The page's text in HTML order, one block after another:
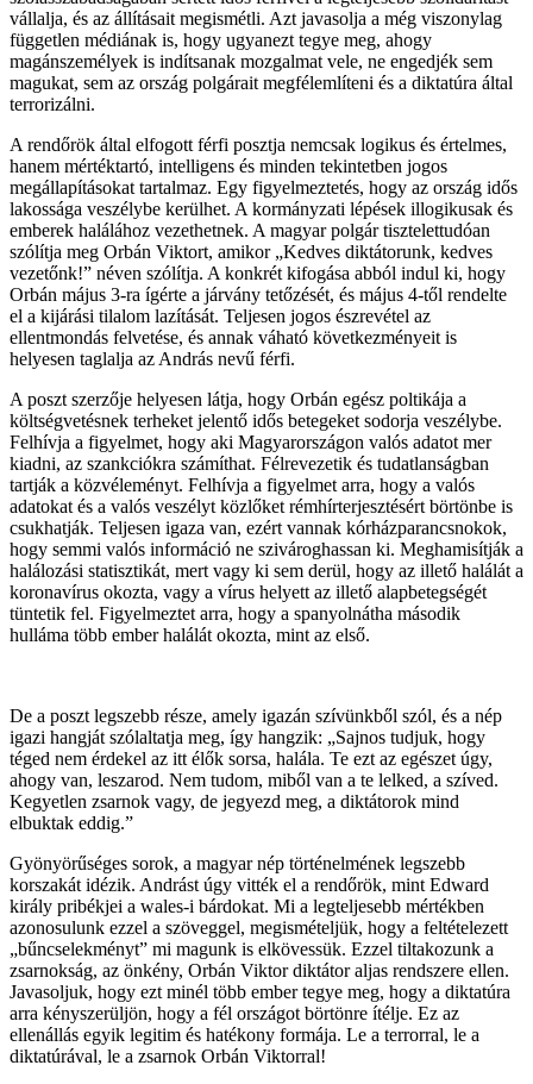
vállalja, és az állításait megismétli. Azt javasolja a még viszonylag
független médiának is, hogy ugyanezt tegye meg, ahogy
magánszemélyek is indítsanak mozgalmat vele, ne engedjék sem
magukat, sem az ország polgárait megfélemlíteni és a diktatúra által
terrorizálni.
A rendőrök által elfogott férfi posztja nemcsak logikus és értelmes,
hanem mértéktartó, intelligens és minden tekintetben jogos
megállapításokat tartalmaz. Egy figyelmeztetés, hogy az ország idős
lakossága veszélybe kerülhet. A kormányzati lépések illogikusak és
emberek halálához vezethetnek. A magyar polgár tisztelettudóan
szólítja meg Orbán Viktort, amikor „Kedves diktátorunk, kedves
vezetőnk!” néven szólítja. A konkrét kifogása abból indul ki, hogy
Orbán május 3-ra ígérte a járvány tetőzését, és május 4-től rendelte
el a kijárási tilalom lazítását. Teljesen jogos észrevétel az
ellentmondás felvetése, és annak váható következményeit is
helyesen taglalja az András nevű férfi.
A poszt szerzője helyesen látja, hogy Orbán egész poltikája a
költségvetésnek terheket jelentő idős betegeket sodorja veszélybe.
Felhívja a figyelmet, hogy aki Magyarországon valós adatot mer
kiadni, az szankciókra számíthat. Félrevezetik és tudatlanságban
tartják a közvéleményt. Felhívja a figyelmet arra, hogy a valós
adatokat és a valós veszélyt közlőket rémhírterjesztésért börtönbe is
csukhatják. Teljesen igaza van, ezért vannak kórházparancsnokok,
hogy semmi valós információ ne szivároghassan ki. Meghamisítják a
halálozási statisztikát, mert vagy ki sem derül, hogy az illető halálát a
koronavírus okozta, vagy a vírus helyett az illető alapbetegségét
tüntetik fel. Figyelmeztet arra, hogy a spanyolnátha második
hulláma több ember halálát okozta, mint az első.
De a poszt legszebb része, amely igazán szívünkből szól, és a nép
igazi hangját szólaltatja meg, így hangzik: „Sajnos tudjuk, hogy
téged nem érdekel az itt élők sorsa, halála. Te ezt az egészet úgy,
ahogy van, leszarod. Nem tudom, miből van a te lelked, a szíved.
Kegyetlen zsarnok vagy, de jegyezd meg, a diktátorok mind
elbuktak eddig.”
Gyönyörűséges sorok, a magyar nép történelmének legszebb
korszakát idézik. Andrást úgy vitték el a rendőrök, mint Edward
király pribékjei a wales-i bárdokat. Mi a legteljesebb mértékben
azonosulunk ezzel a szöveggel, megismételjük, hogy a feltételezett
„bűncselekményt” mi magunk is elkövessük. Ezzel tiltakozunk a
zsarnokság, az önkény, Orbán Viktor diktátor aljas rendszere ellen.
Javasoljuk, hogy ezt minél több ember tegye meg, hogy a diktatúra
arra kényszerüljön, hogy a fél országot börtönre ítélje. Ez az
ellenállás egyik legitim és hatékony formája. Le a terrorral, le a
diktatúrával, le a zsarnok Orbán Viktorral!